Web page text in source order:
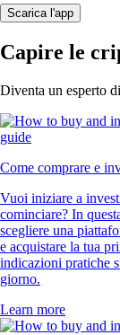
Scarica l'app
Capire le
Diventa un esperto
Come comprare e
Vuoi iniziare a
cominciare? In
scegliere una
e acquistare la tua
indicazioni pratiche
giorno.
Learn more